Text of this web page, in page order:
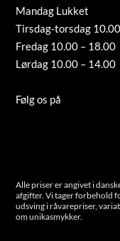
Mandag Lukket
Tirsdag-torsdag
Fredag 10.00 – 18.00
Lørdag 10.00 – 14.00
Følg os på
Alle priser er angivet i
afgifter. Vi tager forbehold
udsving i råvarepriser,
om unikasmykker.